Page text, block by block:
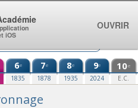
6e
1835
7e
1878
8e
1935
9e
2024
10e
E.C.
iOS
OUVRIR